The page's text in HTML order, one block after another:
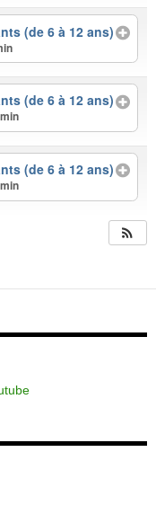
(de 6 à 12 ans)
(de 6 à 12 ans)
(de 6 à 12 ans)